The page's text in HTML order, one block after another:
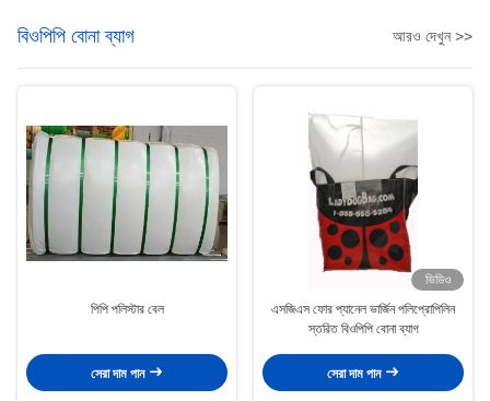
বিওপিপি বোনা ব্যাগ আরও দেখুন >>
পিপি পলিস্টার বেল
সেরা দাম পান
ভিডিও
এসজিএস ফোর প্যানেল ভার্জিন পলিপ্রোপিলিন
স্তরিত বিওপিপি বোনা ব্যাগ
সেরা দাম পান